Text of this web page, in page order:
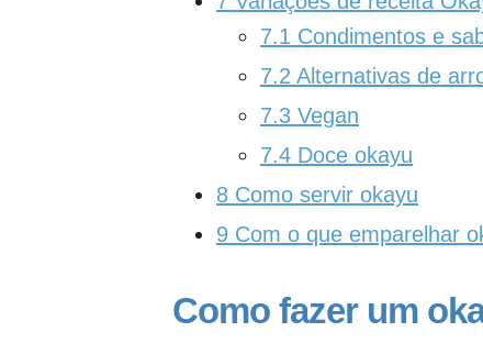
7.1 Condimentos e
7.2 Alternativas de
7.3 Vegan
7.4 Doce okayu
8 Como servir okayu
9 Com o que emparelhar
Como fazer um